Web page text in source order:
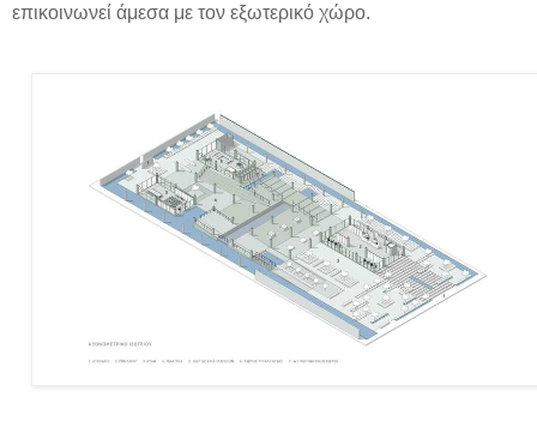
επικοινωνεί άμεσα με τον εξωτερικό χώρο.